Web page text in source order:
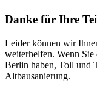
Danke für Ihre
Leider können wir
weiterhelfen. Wenn Sie
Berlin haben, Toll und
Altbausanierung.